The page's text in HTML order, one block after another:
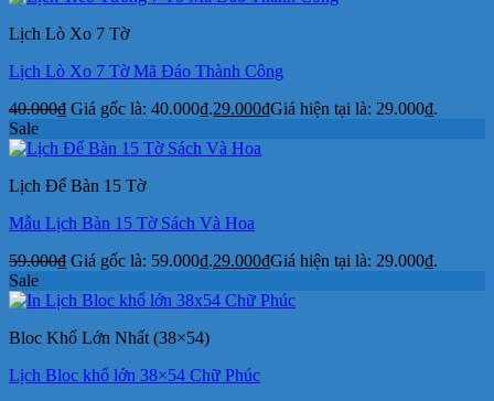
Lịch Lò Xo 7 Tờ
Lịch Lò Xo 7 Tờ Mã Đáo Thành Công
40.000₫ Giá gốc là: 40.000₫.29.000₫Giá hiện tại là: 29.000₫.
Sale
Lịch Để Bàn 15 Tờ
Mẫu Lịch Bàn 15 Tờ Sách Và Hoa
59.000₫ Giá gốc là: 59.000₫.29.000₫Giá hiện tại là: 29.000₫.
Sale
Bloc Khổ Lớn Nhất (38×54)
Lịch Bloc khổ lớn 38×54 Chữ Phúc